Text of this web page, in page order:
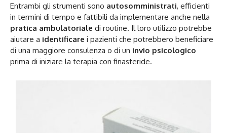
Entrambi gli strumenti sono autosomministrati, efficienti
in termini di tempo e fattibili da implementare anche nella
pratica ambulatoriale di routine. Il loro utilizzo potrebbe
aiutare a identificare i pazienti che potrebbero beneficiare
di una maggiore consulenza o di un invio psicologico
prima di iniziare la terapia con finasteride.